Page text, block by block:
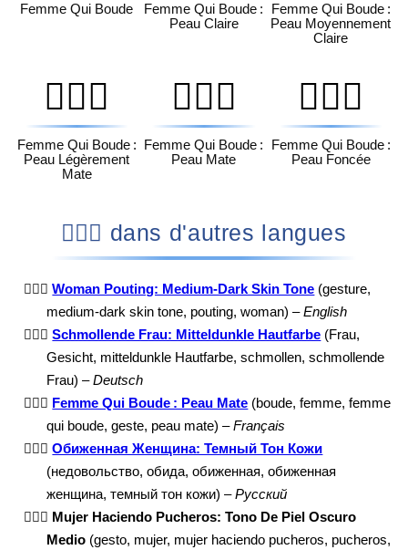
Femme Qui Boude
Femme Qui Boude :
Peau Claire
Femme Qui Boude :
Peau Moyennement
Claire
🙎🏽‍♀️
Femme Qui Boude :
Peau Légèrement
Mate
🙎🏾‍♀️
Femme Qui Boude :
Peau Mate
🙎🏿‍♀️
Femme Qui Boude :
Peau Foncée
🙎🏾‍♀️ dans d'autres langues
🙎🏾‍♀️ Woman Pouting: Medium-Dark Skin Tone (gesture,
medium-dark skin tone, pouting, woman) –English
🙎🏾‍♀️ Schmollende Frau: Mitteldunkle Hautfarbe (Frau,
Gesicht, mitteldunkle Hautfarbe, schmollen, schmollende
Frau) –Deutsch
🙎🏾‍♀️ Femme Qui Boude : Peau Mate (boude, femme, femme
qui boude, geste, peau mate) –Français
🙎🏾‍♀️ Обиженная Женщина: Темный Тон Кожи
(недовольство, обида, обиженная, обиженная
женщина, темный тон кожи) –Русский
🙎🏾‍♀️ Mujer Haciendo Pucheros: Tono De Piel Oscuro
Medio (gesto, mujer, mujer haciendo pucheros, pucheros,